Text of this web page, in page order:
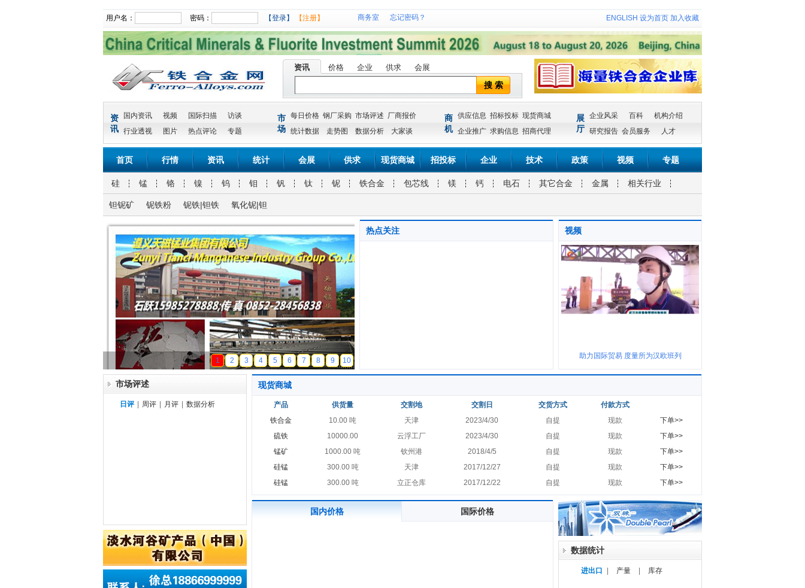
用户名： 密码： 【登录】 【注册】 商务室 忘记密码？ ENGLISH 设为首页 加入收藏
资讯 价格 企业 供求 会展
搜 索
资
讯
国内资讯 视频 国际扫描
访谈
行业透视
图片 热点评论 专题
市
场
每日价格 钢厂采购 市场评述 厂商报价
统计数据
走势图 数据分析 大家谈
商
机
供应信息 招标投标 现货商城
企业推广 求购信息 招商代理
展
厅
企业风采 百科
机构介绍
研究报告 会员服务 人才
首页 行情 资讯 统计 会展 供求 现货商城 招投标 企业 技术 政策 视频 专题
硅 锰 铬 镍 钨 钼 钒 钛 铌 铁合金 包芯线 镁 钙 电石 其它合金 金属 相关行业
钽铌矿 铌铁粉 铌铁|钽铁 氧化铌|钽
天磁锰业
1 2 3 4 5 6 7 8 9 10
热点关注 视频
助力国际贸易 度量所为汉欧班列
市场评述
日评 周评 月评 数据分析
现货商城
产品 供货量 交割地 交割日 交货方式
付款方式
铁合金
10.00 吨 天津 2023/4/30 自提 现款
下单>>
硫铁
10000.00 云浮工厂 2023/4/30 自提 现款
下单>>
锰矿
1000.00 吨 钦州港 2018/4/5 自提 现款
下单>>
硅锰
300.00 吨 天津 2017/12/27 自提 现款
下单>>
硅锰
300.00 吨 立正仓库 2017/12/22 自提 现款 下单>>
国内价格 国际价格
数据统计
进出口 产量 库存